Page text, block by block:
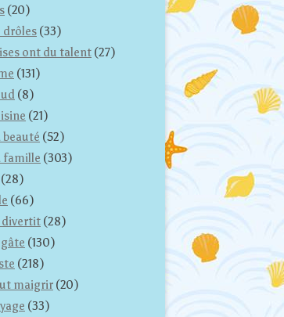
(20)
drôles (33)
ont du talent (27)
(131)
(8)
(21)
(52)
famille (303)
(28)
(66)
divertit (28)
(130)
(218)
maigrir (20)
(33)